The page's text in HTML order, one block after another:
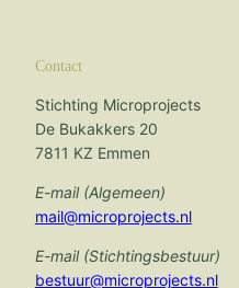
Contact
Stichting Microprojects
De Bukakkers 20
7811 KZ Emmen
E-mail (Algemeen)
mail@microprojects.nl
E-mail (Stichtingsbestuur)
bestuur@microprojects.nl